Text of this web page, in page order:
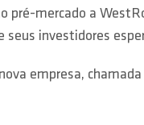
pré-mercado a
seus investidores
empresa, chamada